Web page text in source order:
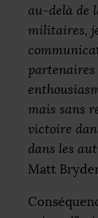
au-delà de
militaires,
mais sans
victoire
dans les
Matt